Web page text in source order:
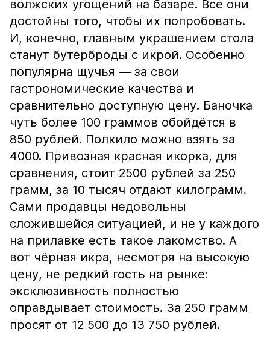
волжских угощений на базаре. Все они
достойны того, чтобы их попробовать.
И, конечно, главным украшением стола
станут бутерброды с икрой. Особенно
популярна щучья — за свои
гастрономические качества и
сравнительно доступную цену. Баночка
чуть более 100 граммов обойдётся в
850 рублей. Полкило можно взять за
4000. Привозная красная икорка, для
сравнения, стоит 2500 рублей за 250
грамм, за 10 тысяч отдают килограмм.
Сами продавцы недовольны
сложившейся ситуацией, и не у каждого
на прилавке есть такое лакомство. А
вот чёрная икра, несмотря на высокую
цену, не редкий гость на рынке:
эксклюзивность полностью
оправдывает стоимость. За 250 грамм
просят от 12 500 до 13 750 рублей.